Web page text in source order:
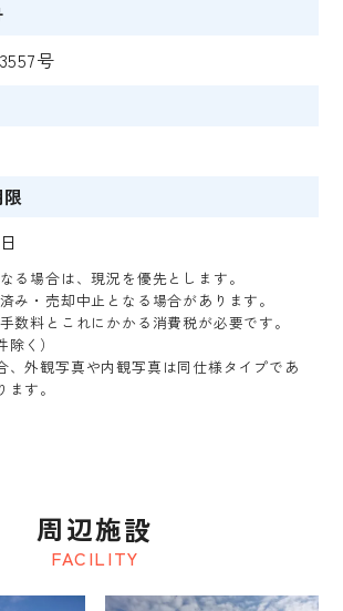
号
る場合は、現況を優先とします。
み・売却中止となる場合があります。
数料とこれにかかる消費税が必要です。
く）
外観写真や内観写真は同仕様タイプであ
す。
FACILITY
周辺施設